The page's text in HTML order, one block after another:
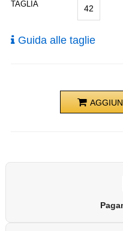
TAGLIA 42
Guida alle taglie